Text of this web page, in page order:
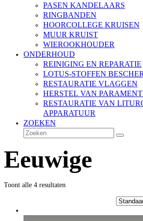
PASEN KANDELAARS
RINGBANDEN
HOORCOLLEGE KRUISEN
MUUR KRUIST
WIEROOKHOUDER
ONDERHOUD
REINIGING EN REPARATIE
LOTUS-STOFFEN
RESTAURATIE VLAGGEN
HERSTEL VAN
RESTAURATIE VAN
APPARATUUR
ZOEKEN
Zoeken
Eeuwige
Toont alle 4 resultaten